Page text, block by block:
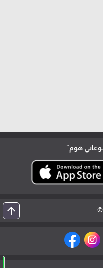
هوم"
©
arrow_upward